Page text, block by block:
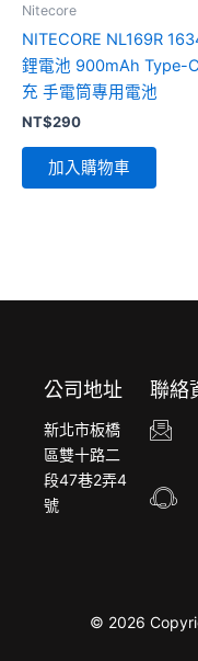
Nitecore
NITECORE NL169R
鋰電池 900mAh Type-
充 手電筒專用電池
NT$290
加入購物車
公司地址
新北市板橋
區雙十路二
段47巷2弄4
號
聯絡
© 2026